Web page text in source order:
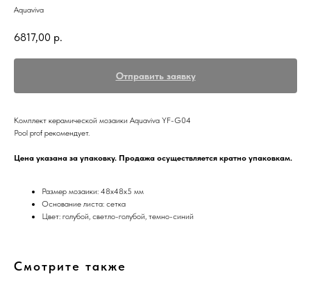
Aquaviva
6817,00 р.
Отправить заявку
Комплект керамической мозаики Aquaviva YF-G04
Pool prof рекомендует.
Цена указана за упаковку. Продажа осуществляется кратно упаковкам.
Размер мозаики: 48х48х5 мм
Основание листа: сетка
Цвет: голубой, светло-голубой, темно-синий
Смотрите также